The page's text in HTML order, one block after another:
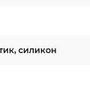
силикон